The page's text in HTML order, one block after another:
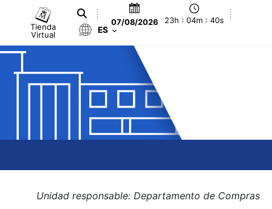
Tienda
Virtual
07/08/2026 23h : 04m : 40s
ES
Unidad responsable: Departamento de Compras